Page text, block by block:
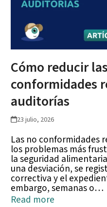
Cómo reducir
conformidades
auditorías
23 julio, 2026
Las no conformidades
los problemas más
la seguridad
una desviación, se
correctiva y el
embargo, semanas o…
Read more